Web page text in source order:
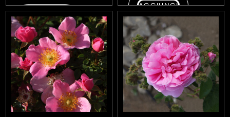
AGGIUNGI
AGGIUNGI